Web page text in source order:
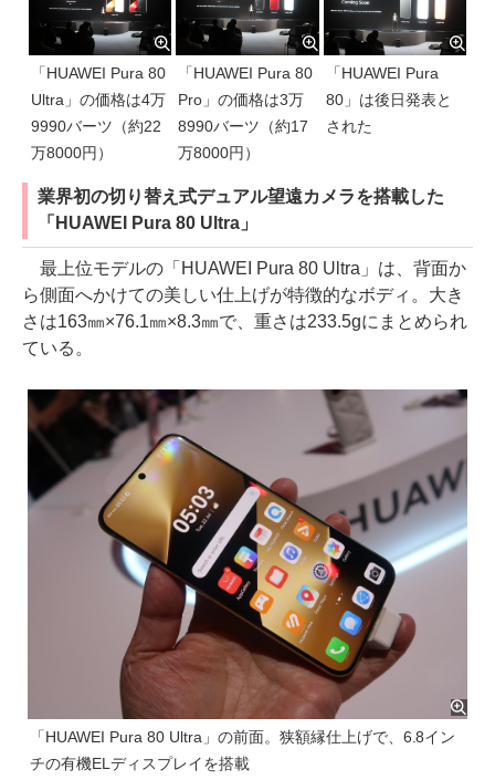
「HUAWEI Pura 80
Ultra」の価格は4万
9990バーツ（約22
万8000円）
「HUAWEI Pura 80
Pro」の価格は3万
8990バーツ（約17
万8000円）
「HUAWEI Pura
80」は後日発表と
された
業界初の切り替え式デュアル望遠カメラを搭載した
「HUAWEI Pura 80 Ultra」
最上位モデルの「HUAWEI Pura 80 Ultra」は、背面か
ら側面へかけての美しい仕上げが特徴的なボディ。大き
さは163㎜×76.1㎜×8.3㎜で、重さは233.5gにまとめられ
ている。
「HUAWEI Pura 80 Ultra」の前面。狭額縁仕上げで、6.8イン
チの有機ELディスプレイを搭載